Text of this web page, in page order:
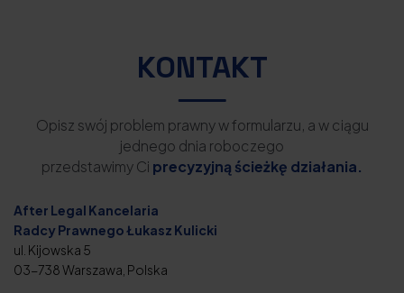
KONTAKT
Opisz swój problem prawny w formularzu, a w ciągu
jednego dnia roboczego
przedstawimy Ci precyzyjną ścieżkę działania.
After Legal Kancelaria
Radcy Prawnego Łukasz Kulicki
ul. Kijowska 5
03-738 Warszawa, Polska